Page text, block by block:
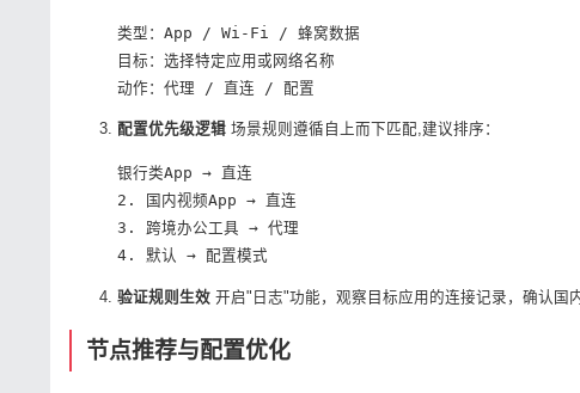
类型：App / Wi-Fi / 蜂窝数据
目标：选择特定应用或网络名称
动作：代理 / 直连 / 配置
配置优先级逻辑场景规则遵循自上而下匹配,建议排序：
银行类App → 直连
2. 国内视频App → 直连
3. 跨境办公工具 → 代理
4. 默认 → 配置模式
验证规则生效开启"日志"功能，观察目标应用的连接记录，确认国
节点推荐与配置优化